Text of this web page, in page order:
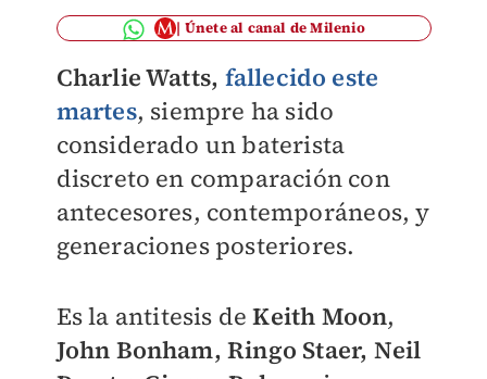
Únete al canal de Milenio
Charlie Watts, fallecido este
martes, siempre ha sido
considerado un baterista
discreto en comparación con
antecesores, contemporáneos, y
generaciones posteriores.
Es la antitesis de Keith Moon,
John Bonham, Ringo Staer, Neil